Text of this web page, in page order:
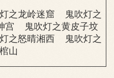
之龙岭迷窟
鬼吹灯之
宫
鬼吹灯之黄皮子坟
之怒晴湘西
鬼吹灯之
山